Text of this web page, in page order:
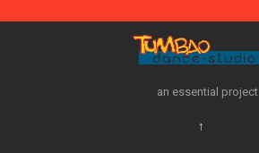
an essential project
↑